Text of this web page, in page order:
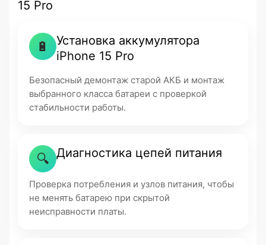
15 Pro
🔋
Установка аккумулятора
iPhone 15 Pro
Безопасный демонтаж старой АКБ и монтаж
выбранного класса батареи с проверкой
стабильности работы.
🔍 Диагностика цепей питания
Проверка потребления и узлов питания, чтобы
не менять батарею при скрытой
неисправности платы.